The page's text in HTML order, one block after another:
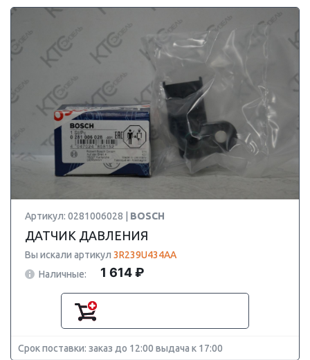
Артикул: 0281006028 | BOSCH
ДАТЧИК ДАВЛЕНИЯ
Вы искали артикул 3R239U434AA
Наличные:
1 614 ₽
Срок поставки: заказ до 12:00 выдача к 17:00